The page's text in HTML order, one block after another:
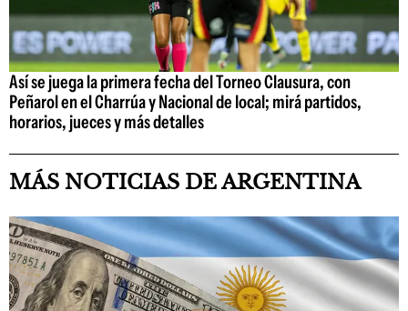
Así se juega la primera fecha del Torneo Clausura, con
Peñarol en el Charrúa y Nacional de local; mirá partidos,
horarios, jueces y más detalles
MÁS NOTICIAS DE ARGENTINA